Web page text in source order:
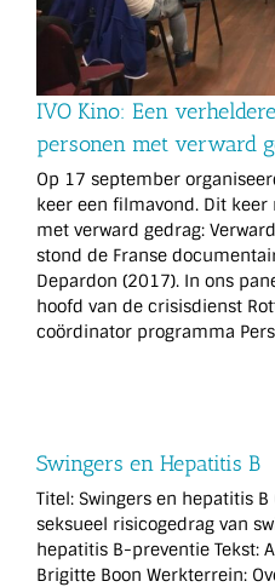
IVO Kino: Een
personen met verward
Op 17 september
keer een filmavond. Dit keer
met verward gedrag:
stond de Franse
Depardon (2017). In ons
hoofd van de crisisdienst
coördinator programma
Swingers en Hepatitis B
Titel: Swingers en hepatitis
seksueel risicogedrag van
hepatitis B-preventie Tekst:
Brigitte Boon Werkterrein: